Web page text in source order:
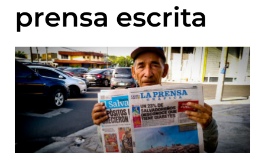
prensa escrita